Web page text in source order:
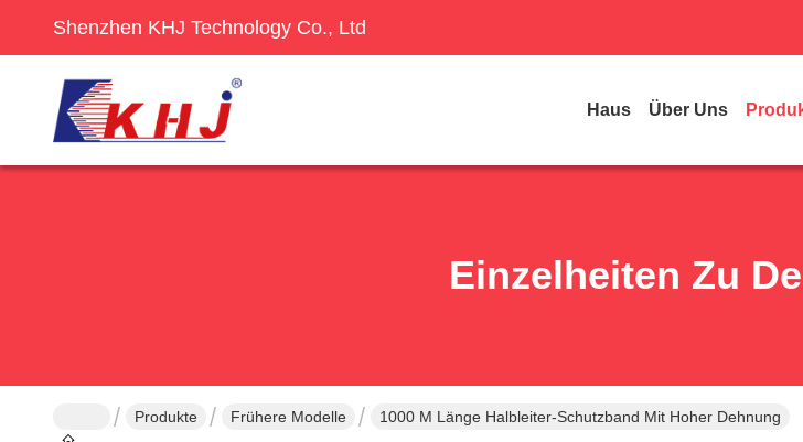
Shenzhen KHJ Technology Co., Ltd
Haus Über Uns
Einzelheiten Zu
Produkte Frühere Modelle 1000 M Länge Halbleiter-Schutzband Mit Hoher Dehnung